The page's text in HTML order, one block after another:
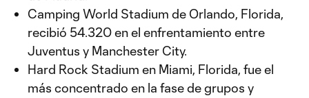
Camping World Stadium de Orlando, Florida,
recibió 54.320 en el enfrentamiento entre
Juventus y Manchester City.
Hard Rock Stadium en Miami, Florida, fue el
más concentrado en la fase de grupos y